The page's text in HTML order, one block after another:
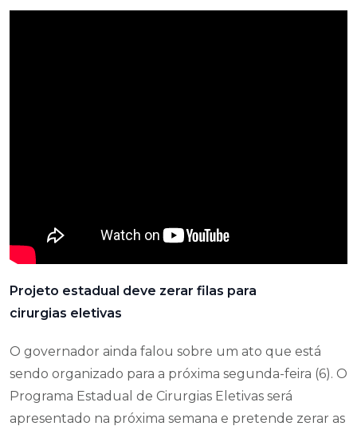
Projeto estadual deve zerar filas para
cirurgias eletivas
O governador ainda falou sobre um ato que está
sendo organizado para a próxima segunda-feira (6). O
Programa Estadual de Cirurgias Eletivas será
apresentado na próxima semana e pretende zerar as